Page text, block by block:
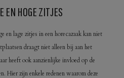
EN HOGE ZITJES
en lage zitjes in een horecazaak kan niet
draagt niet alleen bij aan het
heeft ook aanzienlijke invloed op de
Hier zijn enkele redenen waarom deze